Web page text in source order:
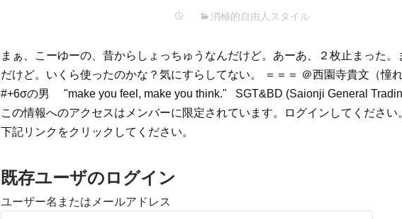
消極的自由人スタイル
まぁ、こーゆーの、昔からしょっちゅうなんだけど。あーあ、２枚止まった
だけど。いくら使ったのかな？気にすらしてない。 ＝＝＝ ＠西園寺貴文（憧れ
#+6σの男 "make you feel, make you think." SGT&BD (Saionji General
この情報へのアクセスはメンバーに限定されています。ログインしてください
下記リンクをクリックしてください。
既存ユーザのログイン
ユーザー名またはメールアドレス